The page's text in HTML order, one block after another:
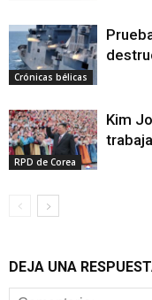
Crónicas bélicas
RPD de Corea
Kim
DEJA UNA